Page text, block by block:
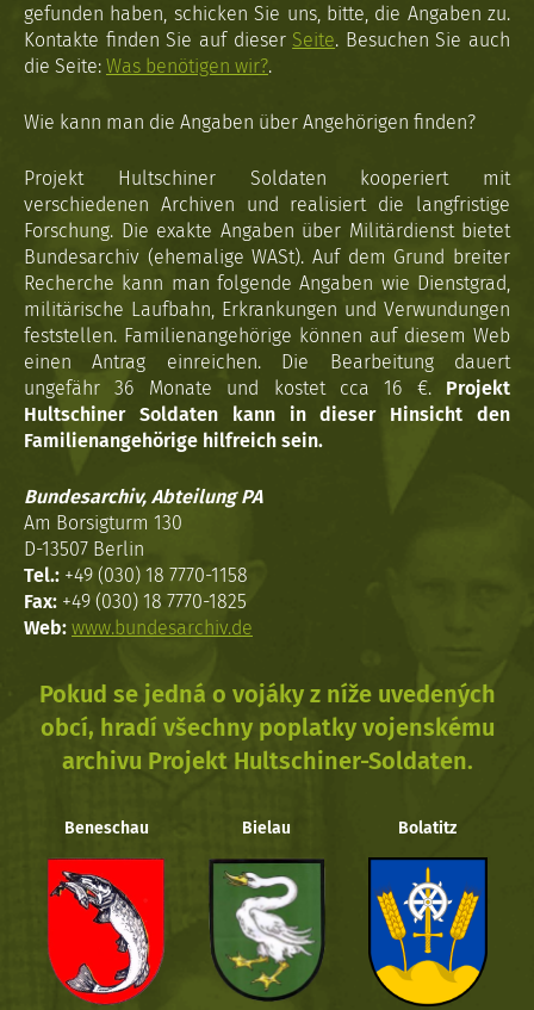
gefunden haben, schicken Sie uns, bitte, die Angaben zu.
Kontakte finden Sie auf dieser Seite. Besuchen Sie auch
die Seite: Was benötigen wir?.
Wie kann man die Angaben über Angehörigen finden?
Projekt Hultschiner Soldaten kooperiert mit
verschiedenen Archiven und realisiert die langfristige
Forschung. Die exakte Angaben über Militärdienst bietet
Bundesarchiv (ehemalige WASt). Auf dem Grund breiter
Recherche kann man folgende Angaben wie Dienstgrad,
militärische Laufbahn, Erkrankungen und Verwundungen
feststellen. Familienangehörige können auf diesem Web
einen Antrag einreichen. Die Bearbeitung dauert
ungefähr 36 Monate und kostet cca 16 €. Projekt
Hultschiner Soldaten kann in dieser Hinsicht den
Familienangehörige hilfreich sein.
Bundesarchiv, Abteilung PA
Am Borsigturm 130
D-13507 Berlin
Tel.: +49 (030) 18 7770-1158
Fax: +49 (030) 18 7770-1825
Web: www.bundesarchiv.de
Pokud se jedná o vojáky z níže uvedených
obcí, hradí všechny poplatky vojenskému
archivu Projekt Hultschiner-Soldaten.
Beneschau Bielau Bolatitz